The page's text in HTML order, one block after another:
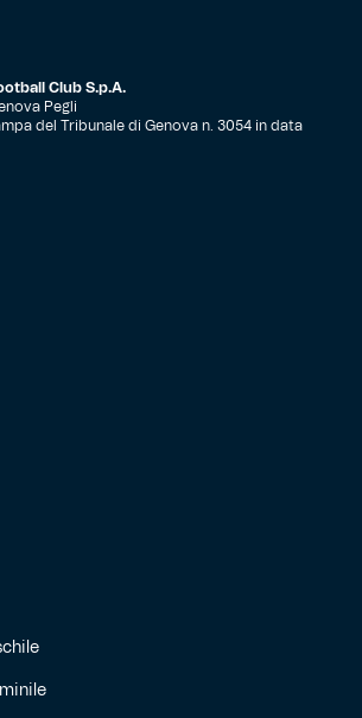
Club S.p.A.
Pegli
del Tribunale di Genova n. 3054 in data